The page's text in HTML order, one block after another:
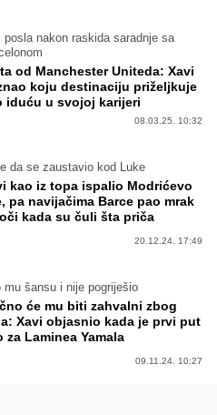
posla nakon raskida saradnje sa
od Manchester Uniteda: Xavi
koju destinaciju priželjkuje
iduću u svojoj karijeri
08.03.25. 10:32
da se zaustavio kod Luke
kao iz topa ispalio Modrićevo
pa navijačima Barce pao mrak
kada su čuli šta priča
20.12.24. 17:49
mu šansu i nije pogriješio
će mu biti zahvalni zbog
Xavi objasnio kada je prvi put
za Laminea Yamala
09.11.24. 10:27